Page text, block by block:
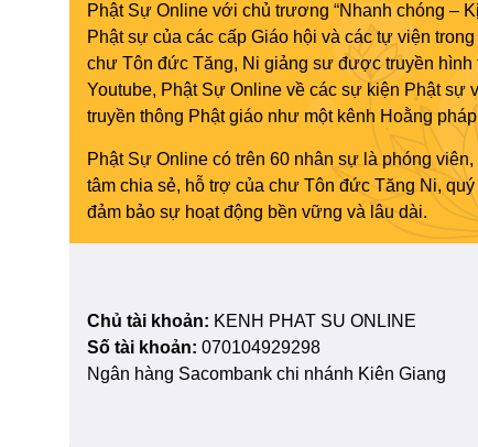
Phật Sự Online với chủ trương “Nhanh chóng –
Phật sự của các cấp Giáo hội và các tự viện
chư Tôn đức Tăng, Ni giảng sư được truyền hình
Youtube, Phật Sự Online về các sự kiện Phật sự
truyền thông Phật giáo như một kênh Hoằng
Phật Sự Online có trên 60 nhân sự là phóng
tâm chia sẻ, hỗ trợ của chư Tôn đức Tăng Ni,
đảm bảo sự hoạt động bền vững và lâu dài.
Chủ tài khoản: KENH PHAT SU ONLINE
Số tài khoản: 070104929298
Ngân hàng Sacombank chi nhánh Kiên Giang